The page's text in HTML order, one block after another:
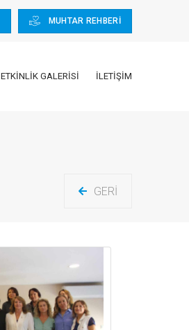
MUHTAR REHBERİ
ETKINLIK GALERISI İLETIŞIM
GERI